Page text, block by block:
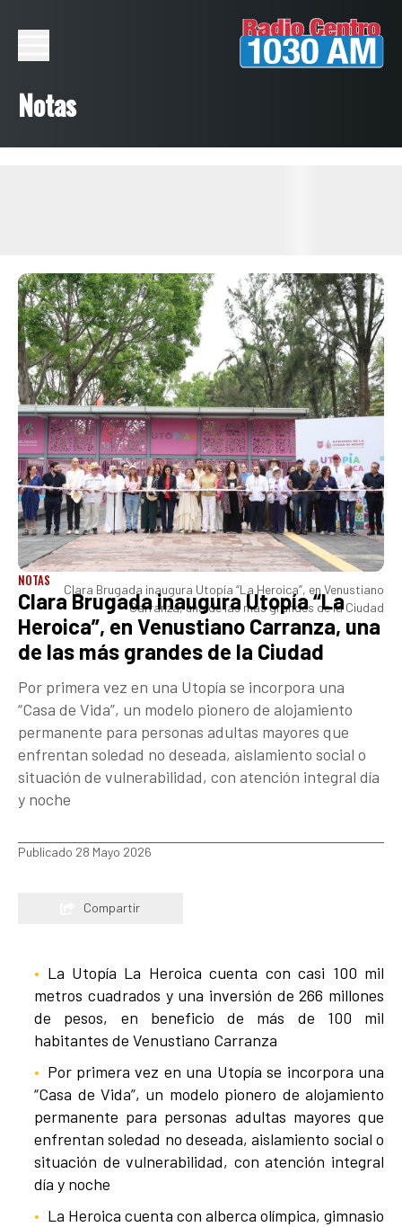
Notas
Clara Brugada inaugura Utopía “La Heroica”, en Venustiano
Carranza, una de las más grandes de la Ciudad
NOTAS
Clara Brugada inaugura Utopía “La
Heroica”, en Venustiano Carranza, una
de las más grandes de la Ciudad
Por primera vez en una Utopía se incorpora una
“Casa de Vida”, un modelo pionero de alojamiento
permanente para personas adultas mayores que
enfrentan soledad no deseada, aislamiento social o
situación de vulnerabilidad, con atención integral día
y noche
Publicado 28 Mayo 2026
Compartir
La Utopía La Heroica cuenta con casi 100 mil
metros cuadrados y una inversión de 266 millones
de pesos, en beneficio de más de 100 mil
habitantes de Venustiano Carranza
Por primera vez en una Utopía se incorpora una
“Casa de Vida”, un modelo pionero de alojamiento
permanente para personas adultas mayores que
enfrentan soledad no deseada, aislamiento social o
situación de vulnerabilidad, con atención integral
día y noche
La Heroica cuenta con alberca olímpica, gimnasio